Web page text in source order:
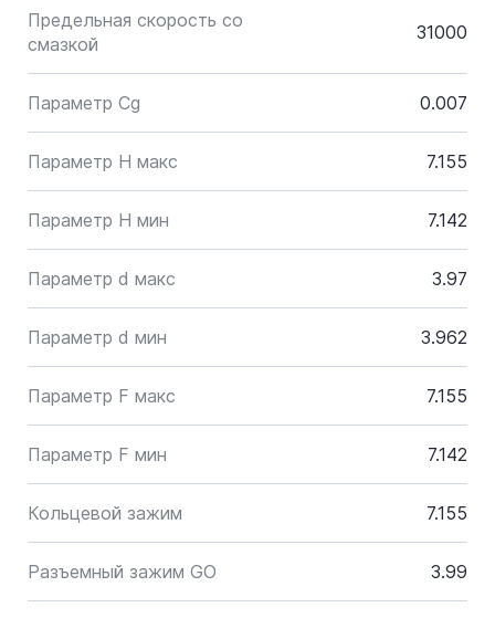
Предельная скорость со
смазкой
31000
Параметр Cg 0.007
Параметр H макс 7.155
Параметр H мин 7.142
Параметр d макс 3.97
Параметр d мин 3.962
Параметр F макс 7.155
Параметр F мин 7.142
Кольцевой зажим 7.155
Разъемный зажим GO 3.99